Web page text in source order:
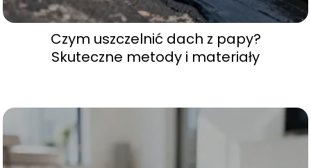
Czym uszczelnić dach z papy?
Skuteczne metody i materiały